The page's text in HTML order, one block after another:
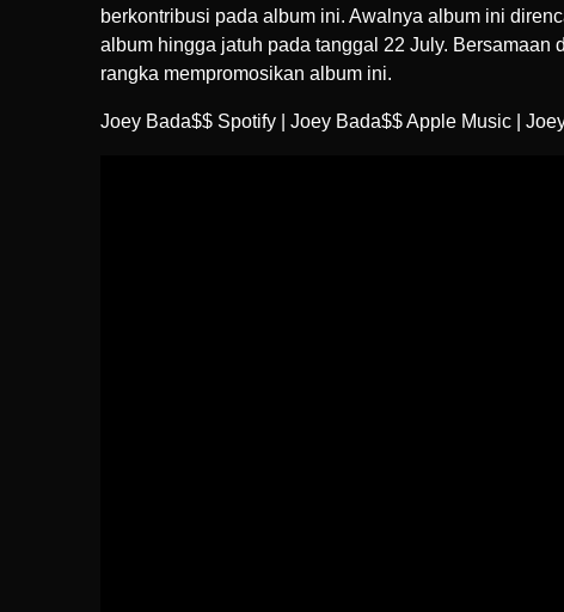
berkontribusi pada album ini. Awalnya album ini
album hingga jatuh pada tanggal 22 July.
rangka mempromosikan album ini.
Joey Bada$$ Spotify Joey Bada$$ Apple Music